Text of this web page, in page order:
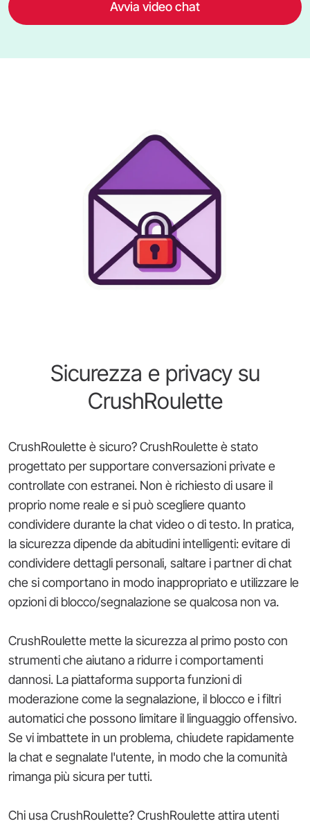
Avvia video chat
Sicurezza e privacy su
CrushRoulette
CrushRoulette è sicuro? CrushRoulette è stato
progettato per supportare conversazioni private e
controllate con estranei. Non è richiesto di usare il
proprio nome reale e si può scegliere quanto
condividere durante la chat video o di testo. In pratica,
la sicurezza dipende da abitudini intelligenti: evitare di
condividere dettagli personali, saltare i partner di chat
che si comportano in modo inappropriato e utilizzare le
opzioni di blocco/segnalazione se qualcosa non va.
CrushRoulette mette la sicurezza al primo posto con
strumenti che aiutano a ridurre i comportamenti
dannosi. La piattaforma supporta funzioni di
moderazione come la segnalazione, il blocco e i filtri
automatici che possono limitare il linguaggio offensivo.
Se vi imbattete in un problema, chiudete rapidamente
la chat e segnalate l'utente, in modo che la comunità
rimanga più sicura per tutti.
Chi usa CrushRoulette? CrushRoulette attira utenti